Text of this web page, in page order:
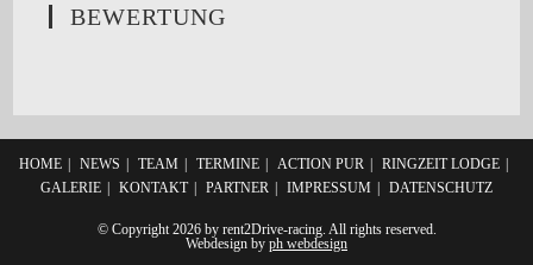
BEWERTUNG
HOME NEWS TEAM TERMINE ACTION PUR
RINGZEIT LODGE
GALERIE
KONTAKT PARTNER IMPRESSUM DATENSCHUTZ
© Copyright 2026 by rent2Drive-racing. All rights reserved.
Webdesign by ph webdesign